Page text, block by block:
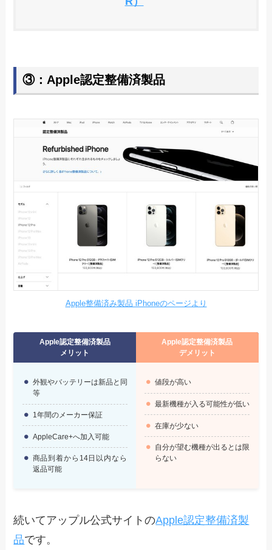
③：Apple認定整備済製品
Apple整備済み製品 iPhoneのページより
Apple認定整備済製品
メリット
Apple認定整備済製品
デメリット
外観やバッテリーは新品と同
等
1年間のメーカー保証
AppleCare+へ加入可能
商品到着から14日以内なら
返品可能
値段が高い
最新機種が入る可能性が低い
在庫が少ない
自分が望む機種が出るとは限
らない
続いてアップル公式サイトのApple認定整備済製
品です。